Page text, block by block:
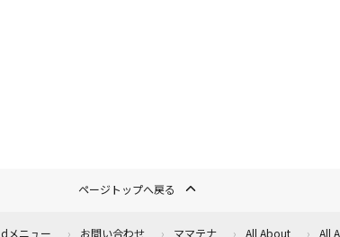
ページトップへ戻る
dメニュー お問い合わせ ママテナ All About All